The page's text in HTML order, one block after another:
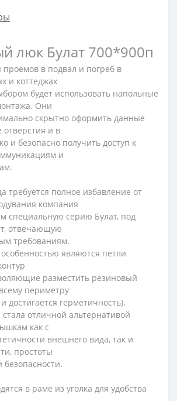
люк Булат 700*900п
в подвал и погреб в
и коттеджах
будет использовать напольные
Они
скрытно оформить данные
отверстия и в
и безопасно получить доступ к
и
требуется полное избавление от
компания
специальную серию Булат, под
отвечающую
требованиям.
являются петли
разместить резиновый
периметру
достигается герметичность).
отличной альтернативой
как с
внешнего вида, так и
простоты
безопасности.
в раме из уголка для удобства